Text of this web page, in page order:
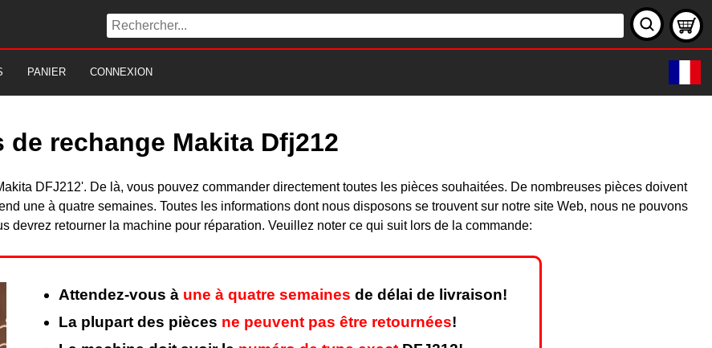
PANIER CONNEXION
rechange Makita Dfj212
DFJ212'. De là, vous pouvez commander directement toutes les pièces souhaitées. De nombreuses pièces doivent
une à quatre semaines. Toutes les informations dont nous disposons se trouvent sur notre site Web, nous ne pouvons
devrez retourner la machine pour réparation. Veuillez noter ce qui suit lors de la commande:
Attendez-vous à une à quatre semaines de délai de livraison!
La plupart des pièces ne peuvent pas être retournées!